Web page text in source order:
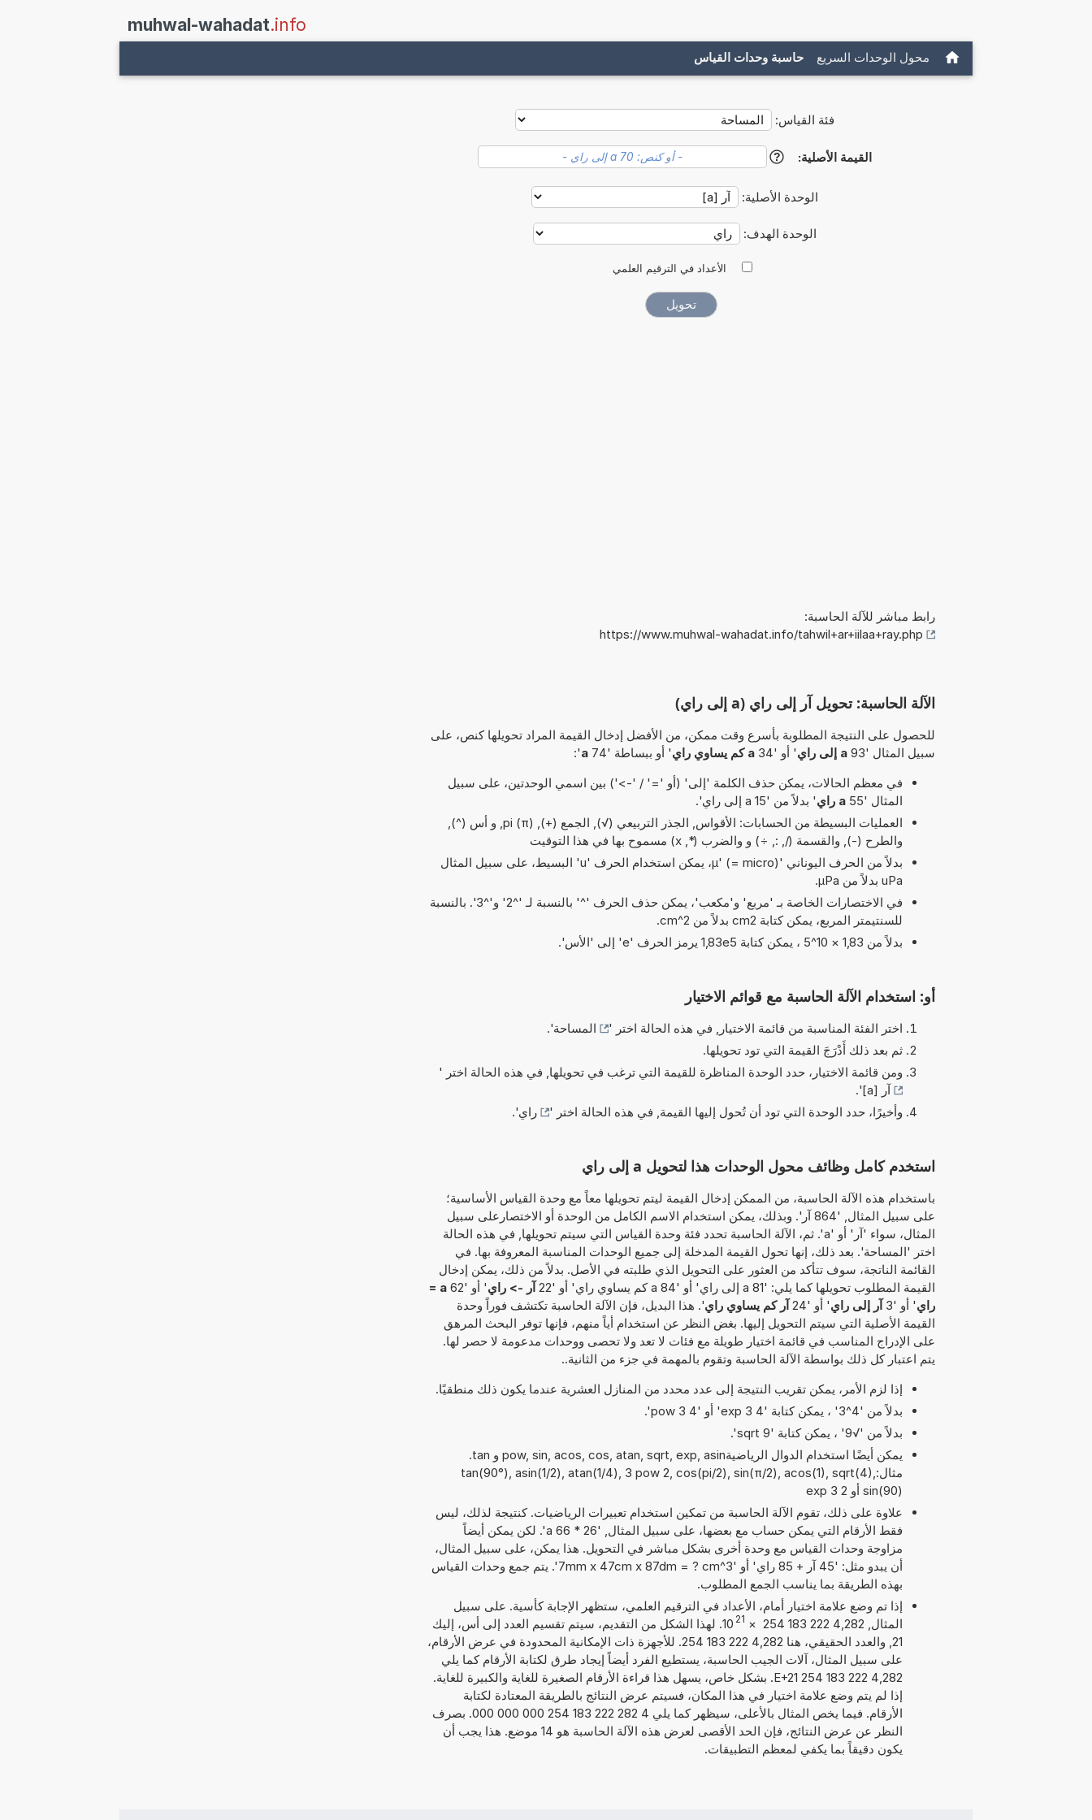
muhwal-wahadat.info
محول الوحدات السريع حاسبة وحدات القياس
فئة القياس:
القيمة الأصلية: ?
الوحدة الأصلية:
الوحدة الهدف:
الأعداد في الترقيم العلمي
رابط مباشر للآلة الحاسبة:
https://www.muhwal-wahadat.info/tahwil+ar+iilaa+ray.php
الآلة الحاسبة: تحويل آر إلى راي (a إلى راي)
للحصول على النتيجة المطلوبة بأسرع وقت ممكن، من الأفضل إدخال القيمة المراد تحويلها كنص، على
سبيل المثال '93
a إلى راي ' أو '34 a كم يساوي راي ' أو ببساطة '74 a
':
في معظم الحالات، يمكن حذف الكلمة 'إلى' (أو '=' / '->') بين اسمي الوحدتين، على سبيل
المثال '55
a راي
' بدلاً من '15 a إلى راي'.
العمليات البسيطة من الحسابات: الأقواس, الجذر التربيعي (√), الجمع (+), pi (π), و أس (^),
والطرح (-), والقسمة (/, :, ÷) و والضرب (*, x) مسموح بها في هذا التوقيت
بدلاً من الحرف اليوناني 'µ' (= micro)، يمكن استخدام الحرف 'u' البسيط، على سبيل المثال
uPa بدلاً من µPa.
في الاختصارات الخاصة بـ 'مربع' و'مكعب'، يمكن حذف الحرف '^' بالنسبة لـ '^2' و'^3'. بالنسبة
للسنتيمتر المربع، يمكن كتابة cm2 بدلاً من cm^2.
بدلاً من 1,83 × 10^5 ، يمكن كتابة 1,83e5 يرمز الحرف 'e' إلى 'الأس'.
أو: استخدام الآلة الحاسبة مع قوائم الاختيار
اختر الفئة المناسبة من قائمة الاختيار, في هذه الحالة اختر ' المساحة'.
ثم بعد ذلك أَدْرَجَ القيمة التي تود تحويلها.
ومن قائمة الاختيار، حدد الوحدة المناظرة للقيمة التي ترغب في تحويلها, في هذه الحالة اختر '
آر [a]
'.
وأخيرًا، حدد الوحدة التي تود أن تُحول إليها القيمة, في هذه الحالة اختر '
راي'.
استخدم كامل وظائف محول الوحدات هذا لتحويل a إلى راي
باستخدام هذه الآلة الحاسبة، من الممكن إدخال القيمة ليتم تحويلها معاً مع وحدة القياس الأساسية؛
على سبيل المثال, '864 آر'. وبذلك، يمكن استخدام الاسم الكامل من الوحدة أو الاختصارعلى سبيل
المثال، سواء 'آر' أو 'a'. ثم، الآلة الحاسبة تحدد فئة وحدة القياس التي سيتم تحويلها, في هذه الحالة
اختر 'المساحة'. بعد ذلك، إنها تحول القيمة المدخلة إلى جميع الوحدات المناسبة المعروفة بها. في
القائمة الناتجة، سوف تتأكد من العثور على التحويل الذي طلبته في الأصل. بدلاً من ذلك، يمكن إدخال
القيمة المطلوب تحويلها كما يلي: '81 a إلى راي' أو '84 a كم يساوي راي' أو '22
آر -> راي' أو '62
a =
راي' أو '3 آر إلى راي' أو '24 آر كم يساوي راي'. هذا البديل، فإن الآلة الحاسبة تكتشف فوراً وحدة
القيمة الأصلية التي سيتم التحويل إليها. بغض النظر عن استخدام أياً منهم، فإنها توفر البحث المرهق
على الإدراج المناسب في قائمة اختيار طويلة مع فئات لا تعد ولا تحصى ووحدات مدعومة لا حصر لها.
يتم اعتبار كل ذلك بواسطة الآلة الحاسبة وتقوم بالمهمة في جزء من الثانية..
إذا لزم الأمر، يمكن تقريب النتيجة إلى عدد محدد من المنازل العشرية عندما يكون ذلك منطقيًا.
بدلاً من '4^3' ، يمكن كتابة '4 exp 3' أو '4 pow 3'.
بدلاً من '√9' ، يمكن كتابة 'sqrt 9'.
يمكن أيضًا استخدام الدوال الرياضيةpow, sin, acos, cos, atan, sqrt, exp, asin و tan.
مثال:tan(90°), asin(1/2), atan(1/4), 3 pow 2, cos(pi/2), sin(π/2), acos(1), sqrt(4),
sin(90) أو 2 exp 3
علاوة على ذلك، تقوم الآلة الحاسبة من تمكين استخدام تعبيرات الرياضيات. كنتيجة لذلك، ليس
فقط الأرقام التي يمكن حساب مع بعضها، على سبيل المثال, '26 * 66 a'. لكن يمكن أيضاً
مزاوجة وحدات القياس مع وحدة أخرى بشكل مباشر في التحويل. هذا يمكن، على سبيل المثال،
أن يبدو مثل: '45 آر + 85 راي' أو '7mm x 47cm x 87dm = ? cm^3'. يتم جمع وحدات القياس
بهذه الطريقة بما يناسب الجمع المطلوب.
إذا تم وضع علامة اختيار أمام، الأعداد في الترقيم العلمي، ستظهر الإجابة كأسية. على سبيل
المثال, 4,282 222 183 254
×
10 21
. لهذا الشكل من التقديم، سيتم تقسيم العدد إلى أس، إليك
21, والعدد الحقيقي، هنا 4,282 222 183 254. للأجهزة ذات الإمكانية المحدودة في عرض الأرقام،
على سبيل المثال، آلات الجيب الحاسبة، يستطيع الفرد أيضاً إيجاد طرق لكتابة الأرقام كما يلي
4,282 222 183 254 E+21. بشكل خاص، يسهل هذا قراءة الأرقام الصغيرة للغاية والكبيرة للغاية.
إذا لم يتم وضع علامة اختيار في هذا المكان، فسيتم عرض النتائج بالطريقة المعتادة لكتابة
الأرقام. فيما يخص المثال بالأعلى، سيظهر كما يلي 4 282 222 183 254 000 000 000. بصرف
النظر عن عرض النتائج، فإن الحد الأقصى لعرض هذه الآلة الحاسبة هو 14 موضع. هذا يجب أن
يكون دقيقاً بما يكفي لمعظم التطبيقات.